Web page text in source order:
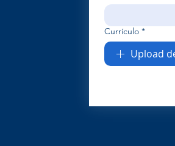
Currículo *
Upload